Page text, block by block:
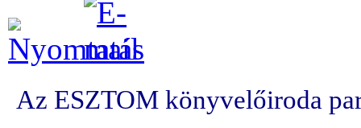
Az ESZTOM könyvelőiroda